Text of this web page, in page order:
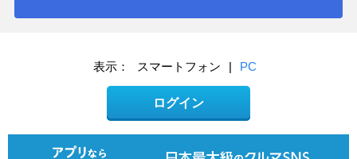
表示： スマートフォン | PC
ログイン